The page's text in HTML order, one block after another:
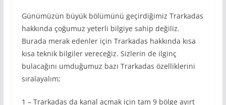
Günümüzün büyük bölümünü geçirdiğimiz Trarkadas
hakkında çoğumuz yeterli bilgiye sahip değiliz.
Burada merak edenler için Trarkadas hakkında kısa
kısa teknik bilgiler vereceğiz. Sizlerin de ilginç
bulacağını umduğumuz bazı Trarkadas özelliklerini
sıralayalım;
1 – Trarkadas da kanal açmak için tam 9 bölge ayırt